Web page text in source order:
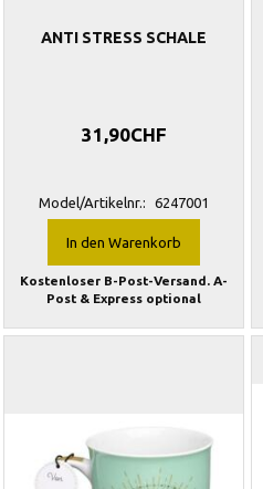
ANTI STRESS SCHALE
31,90CHF
Model/Artikelnr.: 6247001
In den Warenkorb
Kostenloser B-Post-Versand. A-
Post & Express optional